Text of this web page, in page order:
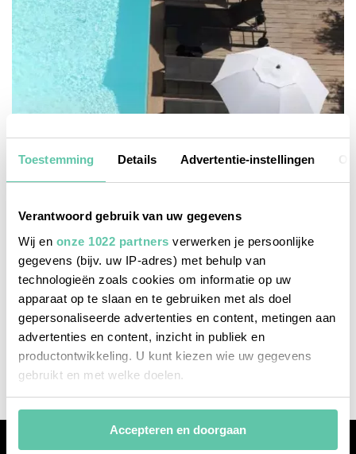
Toestemming Details Advertentie-instellingen
Verantwoord gebruik van uw gegevens
Wij en onze 1022 partners verwerken je persoonlijke
gegevens (bijv. uw IP-adres) met behulp van
technologieën zoals cookies om informatie op uw
apparaat op te slaan en te gebruiken met als doel
gepersonaliseerde advertenties en content, metingen aan
advertenties en content, inzicht in publiek en
productontwikkeling. U kunt kiezen wie uw gegevens
gebruikt en met welke doelen.
Als u het toestaat, willen we ook graag:
Informatie verzamelen over uw geografische
Accepteren en doorgaan
bonnes adresses
Surf- & golfhotel in Hossegor